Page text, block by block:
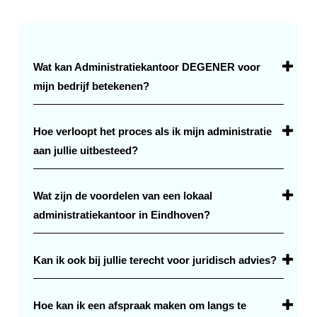
Wat kan Administratiekantoor DEGENER voor
mijn bedrijf betekenen?
bedrijfsadministratie, debiteurenbeheer,
salarisadministratie en
juridisch advies. Ons doel is om jouw
administratieve lasten te verlichten, zodat jij je
kunt richten op je
core business.
Hoe verloopt het proces als ik mijn administratie
aan jullie uitbesteed?
grondige analyse van je huidige situatie.
Daarna richten
we je administratie in met de nieuwste
software, verzorgen continu beheer en geven
Wat zijn de voordelen van een lokaal
administratiekantoor in Eindhoven?
Kan ik ook bij jullie terecht voor juridisch advies?
Hoe kan ik een afspraak maken om langs te